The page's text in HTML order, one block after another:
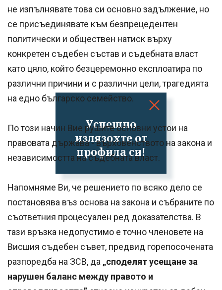
Успешно
излязохте от
профила си!
не изпълнявате това си основно задължение, но
се присъединявате към безпрецедентен
политически и обществен натиск върху
конкретен съдебен състав и съдебната власт
като цяло, който безцеремонно експлоатира по
различни причини и с различни цели, трагедията
на едно българско семейство.
По този начин Вие рушите основни устои на
правовата държава - върховенството на закона и
независимостта на съдебната власт.
Напомняме Ви, че решението по всяко дело се
постановява въз основа на закона и събраните по
съответния процесуален ред доказателства. В
тази връзка недопустимо е точно членовете на
Висшия съдебен съвет, предвид горепосочената
разпоредба на ЗСВ, да „споделят усещане за
нарушен баланс между правото и